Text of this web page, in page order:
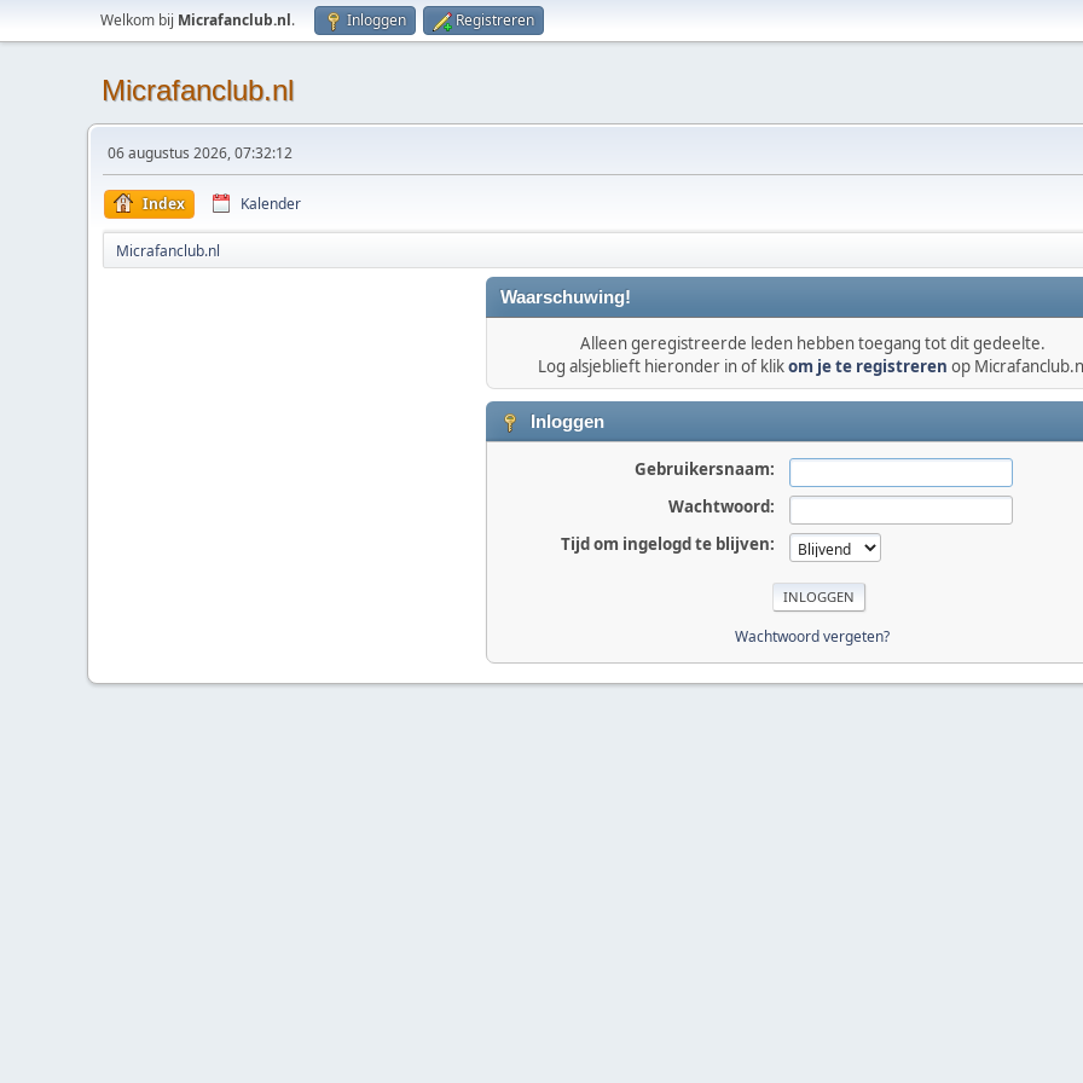
Welkom bij Micrafanclub.nl. Inloggen Registreren
Micrafanclub.nl
06 augustus 2026, 07:32:12
Index Kalender
Micrafanclub.nl
Waarschuwing!
Alleen geregistreerde leden hebben toegang tot dit gedeelte.
Log alsjeblieft hieronder in of klikom je te registreren op
Inloggen
Gebruikersnaam:
Wachtwoord:
Tijd om ingelogd te blijven:
Wachtwoord vergeten?